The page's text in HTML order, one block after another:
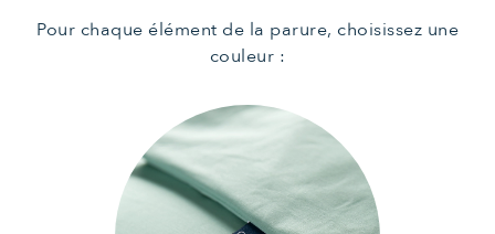
Pour chaque élément de la parure, choisissez une
couleur :